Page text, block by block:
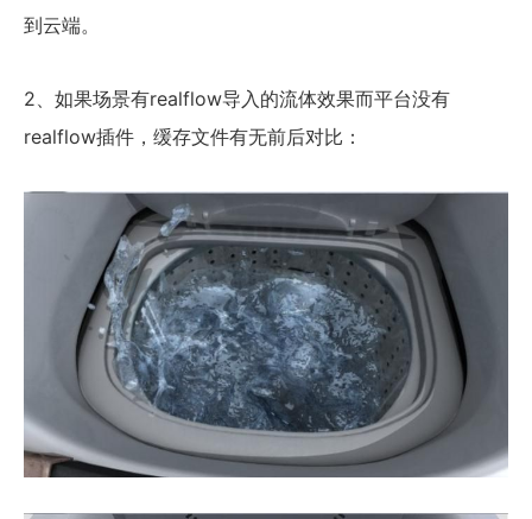
到云端。
2、如果场景有realflow导入的流体效果而平台没有
realflow插件，缓存文件有无前后对比：